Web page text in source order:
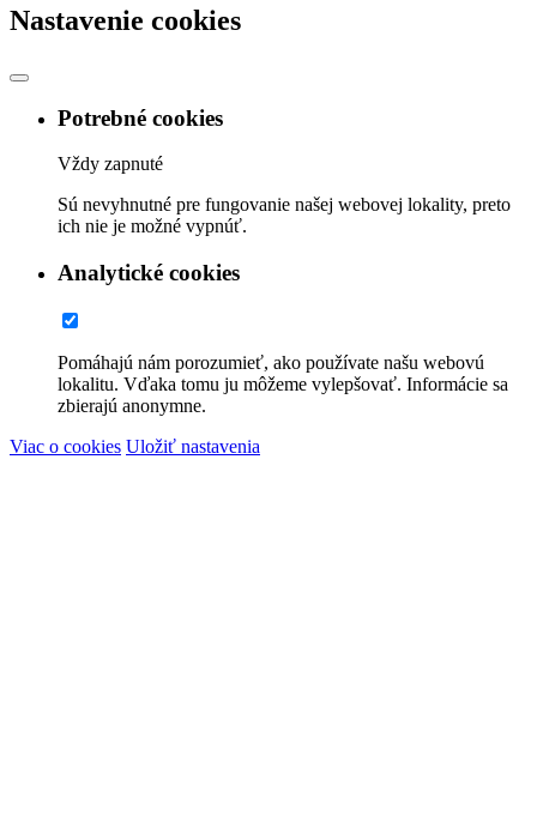
Nastavenie cookies
Potrebné cookies
Vždy zapnuté
Sú nevyhnutné pre fungovanie našej webovej lokality, preto
ich nie je možné vypnúť.
Analytické cookies
Pomáhajú nám porozumieť, ako používate našu webovú
lokalitu. Vďaka tomu ju môžeme vylepšovať. Informácie sa
zbierajú anonymne.
Viac o cookies Uložiť nastavenia